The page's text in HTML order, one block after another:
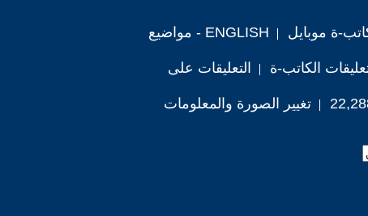
ة موبايل
ENGLISH - مواضيع
الكاتب-ة
التعليقات على
تغيير الصورة والمعلومات